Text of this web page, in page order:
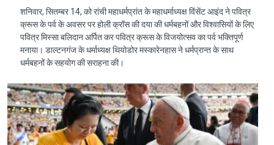
शनिवार, सितम्बर 14, को रांची महाधर्मप्रांत के महाधर्माध्यक्ष विंसेंट आइंद ने पवित्र
क्रूस के पर्व के अवसर पर होली क्रॉस की दया की धर्मबहनों और विश्वासियों के लिए
पवित्र मिस्सा बलिदान अर्पित कर पवित्र क्रूस के विजयोत्सव का पर्व भक्तिपूर्ण
मनाया। डाल्टनगंज के धर्माध्यक्ष थियोडोर मस्कारेनहास ने धर्मप्रान्त के साथ
धर्मबहनों के सहयोग की सराहना की।